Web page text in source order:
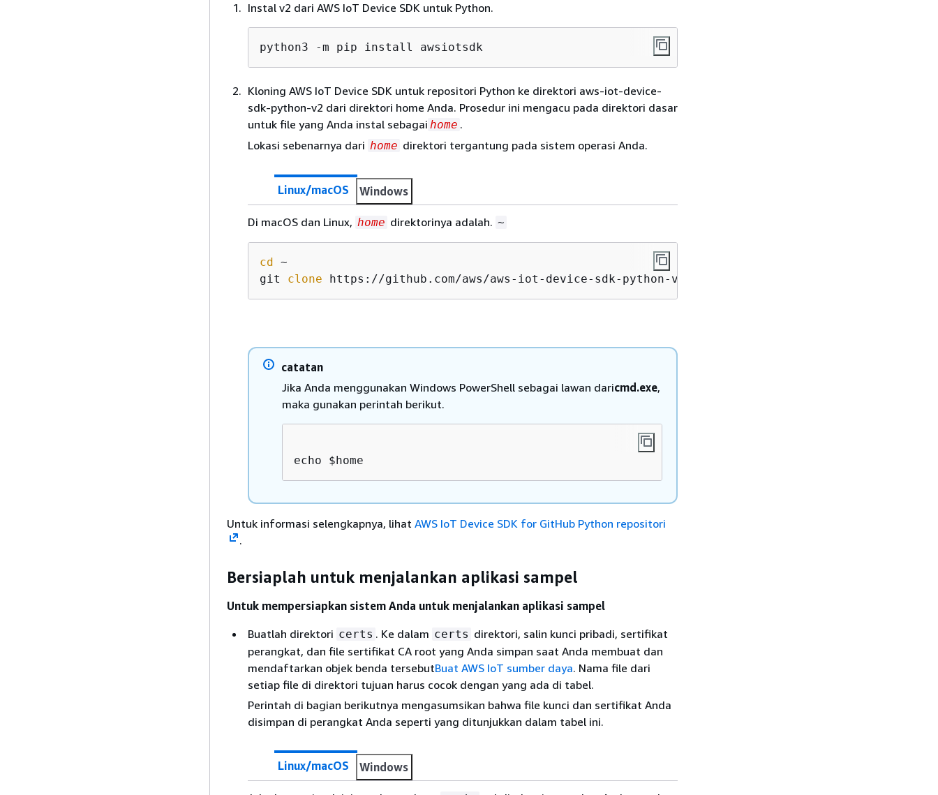
Instal v2 dari AWS IoT Device SDK untuk Python.
python3 -m pip install awsiotsdk
Kloning AWS IoT Device SDK untuk repositori Python ke direktori aws-iot-device-
sdk-python-v2 dari direktori home Anda. Prosedur ini mengacu pada direktori dasar
untuk file yang Anda instal sebagai home .
Lokasi sebenarnya dari home direktori tergantung pada sistem operasi Anda.
Linux/macOS Windows
Di macOS dan Linux, home direktorinya adalah. ~
cd ~
git clone https://github.com/aws/aws-iot-device-sdk-python-v2.git
catatan
Jika Anda menggunakan Windows PowerShell sebagai lawan daricmd.exe,
maka gunakan perintah berikut.
echo $home
Untuk informasi selengkapnya, lihat AWS IoT Device SDK for GitHub Python repositori
.
Bersiaplah untuk menjalankan aplikasi sampel
Untuk mempersiapkan sistem Anda untuk menjalankan aplikasi sampel
Buatlah direktori certs . Ke dalam certs direktori, salin kunci pribadi, sertifikat
perangkat, dan file sertifikat CA root yang Anda simpan saat Anda membuat dan
mendaftarkan objek benda tersebutBuat AWS IoT sumber daya. Nama file dari
setiap file di direktori tujuan harus cocok dengan yang ada di tabel.
Perintah di bagian berikutnya mengasumsikan bahwa file kunci dan sertifikat Anda
disimpan di perangkat Anda seperti yang ditunjukkan dalam tabel ini.
Linux/macOS Windows